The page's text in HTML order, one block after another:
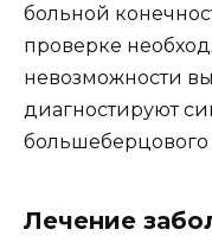
больной
проверке
невозможности
диагностируют
большеберцового
Лечение